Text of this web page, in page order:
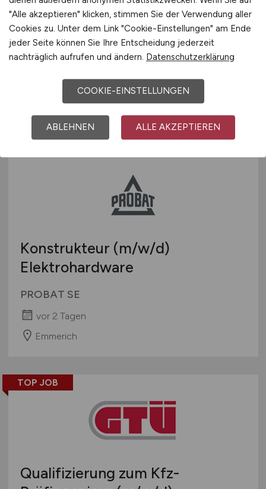
Elektroniker für die
Instandhaltung von
Schienenfahrzeugen(m/w/d)
vor 2 Tagen
Konstrukteur (m/w/d)
Elektrohardware
PROBAT SE
vor 2 Tagen
Emmerich
TOP JOB
Qualifizierung zum Kfz-
"Alle akzeptieren" klicken, stimmen Sie der Verwendung aller
Cookies zu. Unter dem Link "Cookie-Einstellungen" am Ende
jeder Seite können Sie Ihre Entscheidung jederzeit
nachträglich aufrufen und ändern. Datenschutzerklärung
COOKIE-EINSTELLUNGEN
ABLEHNEN ALLE AKZEPTIEREN